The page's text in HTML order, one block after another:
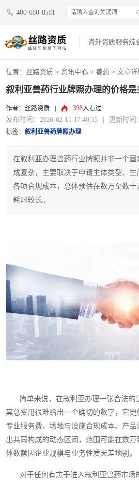
400-680-8581
海外资质服务综
位置： 丝路资质 > 资讯中心 > 兽药 > 文章详
叙利亚兽药行业牌照办理的价格是
作者：丝路资质 398人看过
发布时间：2026-02-11 17:40:55 更新时间
标签： 叙利亚兽药牌照办理
在叙利亚办理兽药行业牌照并非一个固
成复杂，主要取决于申请主体类型、
各项合规成本，总体预估在数万至数十
耗时较长。
简单来说，在叙利亚办理一张合法的
其总费用很难给出一个确切的数字，它更
专业服务费、场地与设施合规成本、产
出共同构成的动态区间，范围可能在数
体数额因企业规模与业务性质天差地别。
对于任何有志于进入叙利亚兽药市场